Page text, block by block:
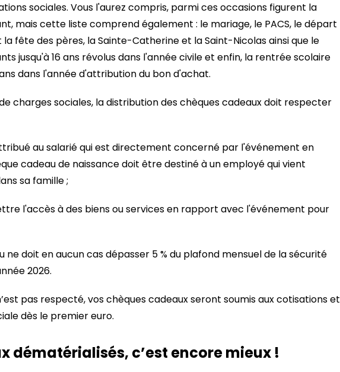
sociales. Vous l'aurez compris, parmi ces occasions figurent la
mais cette liste comprend également : le mariage, le PACS, le départ
fête des pères, la Sainte-Catherine et la Saint-Nicolas ainsi que le
jusqu'à 16 ans révolus dans l'année civile et enfin, la rentrée scolaire
dans l'année d'attribution du bon d'achat.
charges sociales, la distribution des chèques cadeaux doit respecter
au salarié qui est directement concerné par l'événement en
cadeau de naissance doit être destiné à un employé qui vient
sa famille ;
l'accès à des biens ou services en rapport avec l'événement pour
ne doit en aucun cas dépasser 5 % du plafond mensuel de la sécurité
2026.
pas respecté, vos chèques cadeaux seront soumis aux cotisations et
dès le premier euro.
dématérialisés, c’est encore mieux !